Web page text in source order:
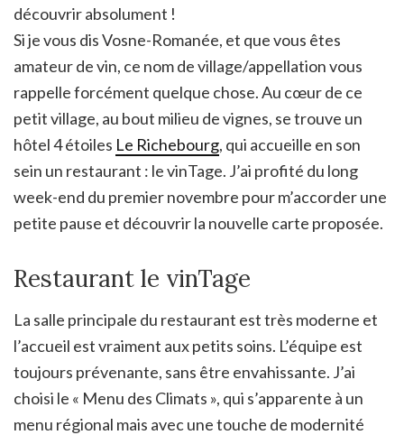
découvrir absolument !
Si je vous dis Vosne-Romanée, et que vous êtes
amateur de vin, ce nom de village/appellation vous
rappelle forcément quelque chose. Au cœur de ce
petit village, au bout milieu de vignes, se trouve un
hôtel 4 étoiles Le Richebourg, qui accueille en son
sein un restaurant : le vinTage. J’ai profité du long
week-end du premier novembre pour m’accorder une
petite pause et découvrir la nouvelle carte proposée.
Restaurant le vinTage
La salle principale du restaurant est très moderne et
l’accueil est vraiment aux petits soins. L’équipe est
toujours prévenante, sans être envahissante. J’ai
choisi le « Menu des Climats », qui s’apparente à un
menu régional mais avec une touche de modernité